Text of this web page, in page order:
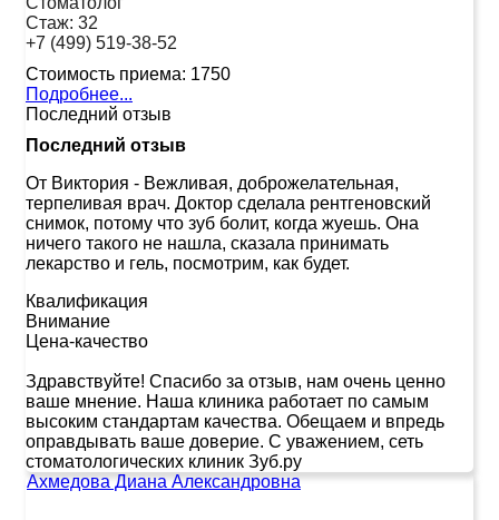
Стаж: 32
+7 (499) 519-38-52
Стоимость приема: 1750
Подробнее...
Последний отзыв
Последний отзыв
От Виктория - Вежливая, доброжелательная,
терпеливая врач. Доктор сделала рентгеновский
снимок, потому что зуб болит, когда жуешь. Она
ничего такого не нашла, сказала принимать
лекарство и гель, посмотрим, как будет.
Квалификация
Внимание
Цена-качество
Здравствуйте! Спасибо за отзыв, нам очень ценно
ваше мнение. Наша клиника работает по самым
высоким стандартам качества. Обещаем и впредь
оправдывать ваше доверие. С уважением, сеть
стоматологических клиник Зуб.ру
Ахмедова Диана Александровна